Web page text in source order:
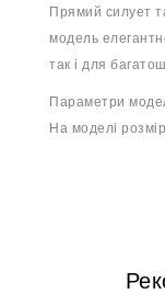
Прямий силует
модель
так і для
Параметри
На моделі